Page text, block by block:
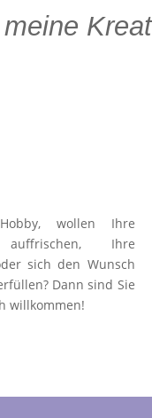
meine
wollen Ihre
Ihre
sich den Wunsch
Dann sind Sie
willkommen!